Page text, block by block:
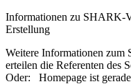
Informationen zu SHARK-
Erstellung
Weitere Informationen
erteilen die Referenten des
Oder: Homepage ist